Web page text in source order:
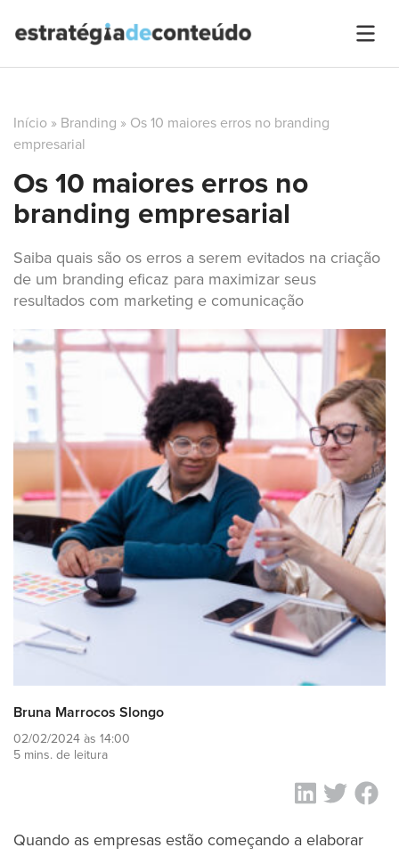
Início » Branding » Os 10 maiores erros no branding
empresarial
Os 10 maiores erros no
branding empresarial
Saiba quais são os erros a serem evitados na criação
de um branding eficaz para maximizar seus
resultados com marketing e comunicação
Bruna Marrocos Slongo
02/02/2024 às 14:00
5 mins. de leitura
Quando as empresas estão começando a elaborar